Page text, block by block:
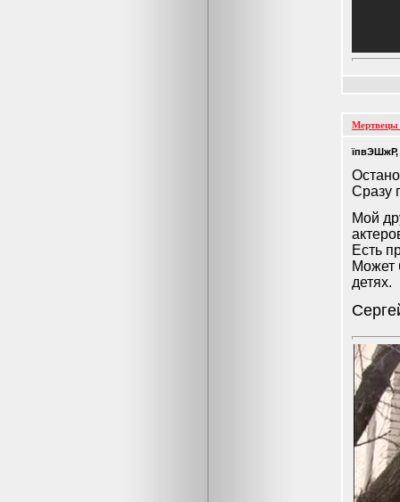
Мертвецы
Сразу
Мой
Есть
Может
детях.